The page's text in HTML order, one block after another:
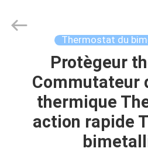
APERÇU
PRODUITS
Hao
Electric
Thermostat du
Protègeur
Commutateur
thermique
action rapide